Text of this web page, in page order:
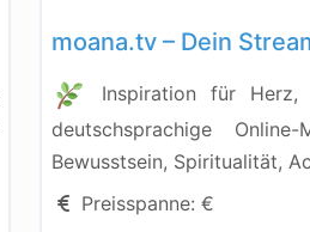
moana.tv – Dein
Inspiration für Herz,
deutschsprachige
Bewusstsein, Spiritualität,
Preisspanne: €